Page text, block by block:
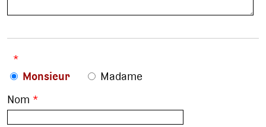
*
Monsieur
Madame
Nom *